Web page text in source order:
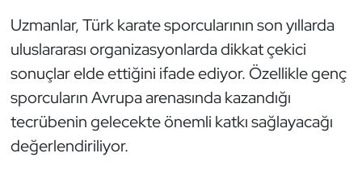
Uzmanlar, Türk karate sporcularının son yıllarda
uluslararası organizasyonlarda dikkat çekici
sonuçlar elde ettiğini ifade ediyor. Özellikle genç
sporcuların Avrupa arenasında kazandığı
tecrübenin gelecekte önemli katkı sağlayacağı
değerlendiriliyor.
Su Topu
Sualtı Sporları
Tekvando